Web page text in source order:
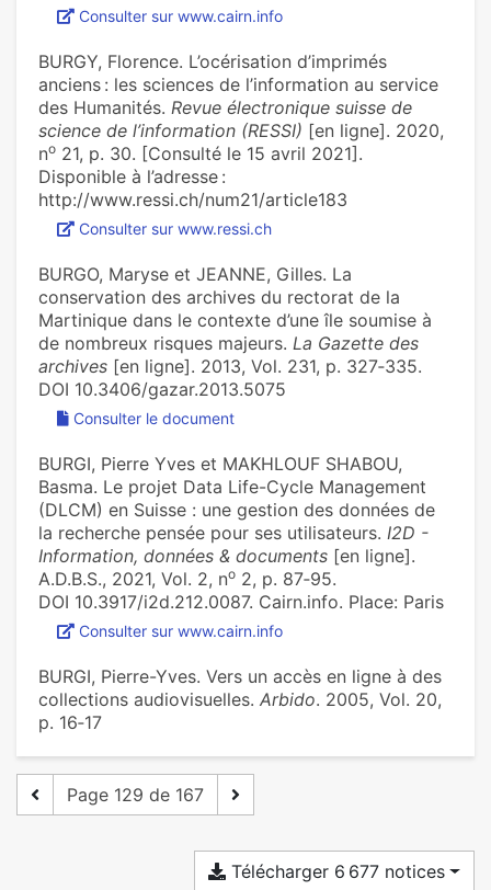
Consulter sur www.cairn.info
BURGY, Florence. L’océrisation d’imprimés
anciens : les sciences de l’information au service
des Humanités. Revue électronique suisse de
science de l’information (RESSI) [en ligne]. 2020,
no 21, p. 30. [Consulté le 15 avril 2021].
Disponible à l’adresse :
http://www.ressi.ch/num21/article183
Consulter sur www.ressi.ch
BURGO, Maryse et JEANNE, Gilles. La
conservation des archives du rectorat de la
Martinique dans le contexte d’une île soumise à
de nombreux risques majeurs. La Gazette des
archives [en ligne]. 2013, Vol. 231, p. 327‑335.
DOI 10.3406/gazar.2013.5075
Consulter le document
BURGI, Pierre Yves et MAKHLOUF SHABOU,
Basma. Le projet Data Life-Cycle Management
(DLCM) en Suisse : une gestion des données de
la recherche pensée pour ses utilisateurs. I2D -
Information, données & documents [en ligne].
A.D.B.S., 2021, Vol. 2, no 2, p. 87‑95.
DOI 10.3917/i2d.212.0087. Cairn.info. Place: Paris
Consulter sur www.cairn.info
BURGI, Pierre-Yves. Vers un accès en ligne à des
collections audiovisuelles. Arbido. 2005, Vol. 20,
p. 16‑17
Page 129 de 167
Télécharger 6 677 notices